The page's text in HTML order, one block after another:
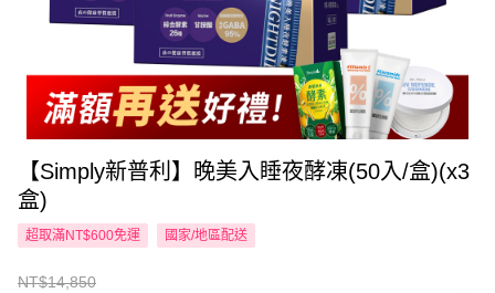
【Simply新普利】晚美入睡夜酵凍(50入/盒)(x3
盒)
超取滿NT$600免運 國家/地區配送
NT$14,850